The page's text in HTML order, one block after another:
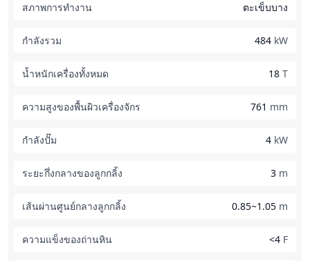
สภาพการทำงาน ตะเข็บบาง
กำลังรวม 484 kW
น้ำหนักเครื่องทั้งหมด 18 T
ความสูงของพื้นผิวเครื่องจักร 761 mm
กำลังปั๊ม 4 kW
ระยะกึ่งกลางของลูกกลิ้ง 3 m
เส้นผ่านศูนย์กลางลูกกลิ้ง 0.85~1.05 m
ความแข็งของถ่านหิน <4 F